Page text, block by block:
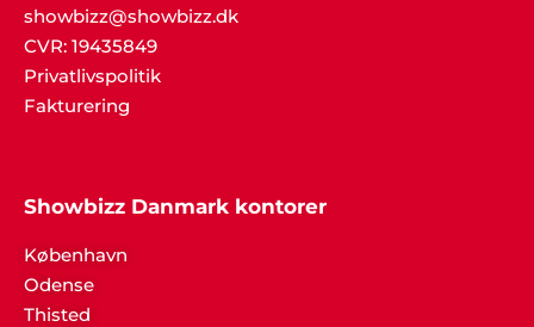
showbizz@showbizz.dk
CVR: 19435849
Privatlivspolitik
Fakturering
Showbizz Danmark kontorer
København
Odense
Thisted